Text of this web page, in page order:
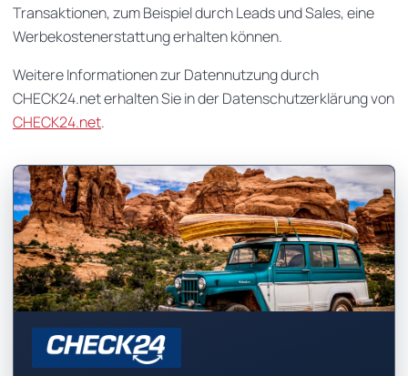
Transaktionen, zum Beispiel durch Leads und Sales, eine
Werbekostenerstattung erhalten können.
Weitere Informationen zur Datennutzung durch
CHECK24.net erhalten Sie in der Datenschutzerklärung von
CHECK24.net.
CHECK24